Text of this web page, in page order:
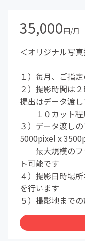
35,000円/月
＜オリジナル写
１）毎月、ご指
２）撮影時間は
提出はデータ渡し
１０カット程
３）データ渡し
5000pixel x
最大規模のフ
ト可能です
４）撮影日時場
を行います
５）撮影地まで